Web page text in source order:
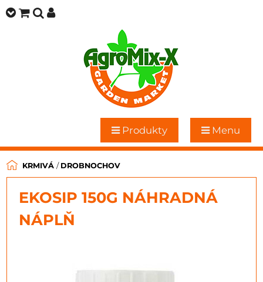
Produkty Menu
KRMIVÁ / DROBNOCHOV
EKOSIP 150G NÁHRADNÁ
NÁPLŇ